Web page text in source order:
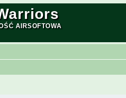
AIRSOFTOWA